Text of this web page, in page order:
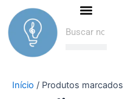
para
conteúdo
Pesquisar
Início / Produtos marcados